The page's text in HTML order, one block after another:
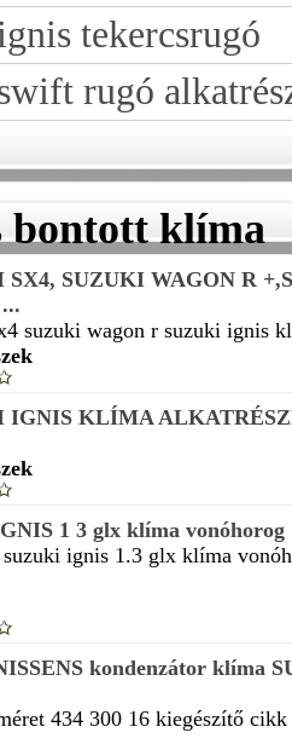
tekercsrugó
rugó
bontott klíma
SX4, SUZUKI WAGON R
suzuki wagon r suzuki ignis
IGNIS KLÍMA
1 3 glx klíma vonóhorog
suzuki ignis 1.3 glx klíma
kondenzátor klíma
434 300 16 kiegészítő